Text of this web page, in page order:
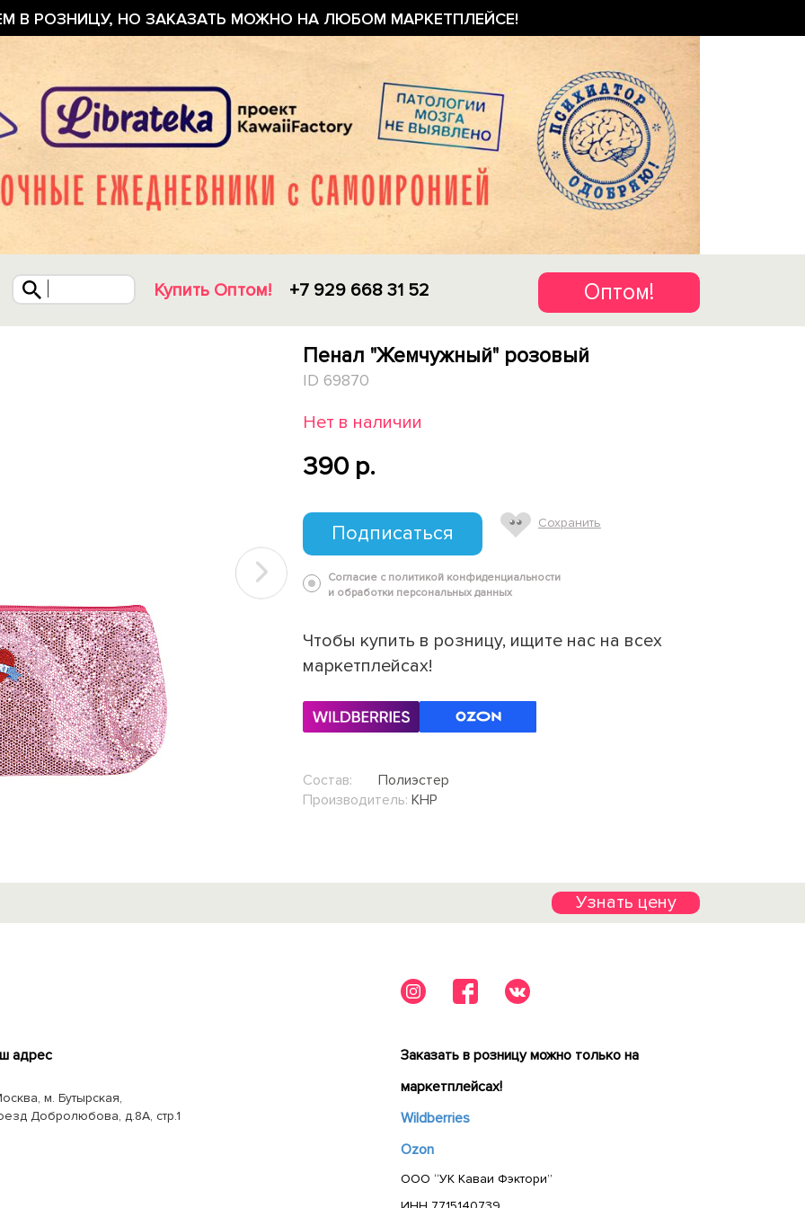
В РОЗНИЦУ, НО ЗАКАЗАТЬ МОЖНО НА ЛЮБОМ МАРКЕТПЛЕЙСЕ!
Купить Оптом! +7 929 668 31 52 Оптом!
Пенал "Жемчужный" розовый
ID 69870
Нет в наличии
390 p.
Подписаться Сохранить
Согласие с политикой конфиденциальности
и обработки персональных данных
Чтобы купить в розницу, ищите нас на всех
маркетплейсах!
Состав:
Полиэстер
Производитель: КНР
Узнать цену
адрес
м. Бутырская,
Добролюбова, д.8А, стр.1
Заказать в розницу можно только на
маркетплейсах!
Wildberries
Ozon
ООО “УК Каваи Фэктори”